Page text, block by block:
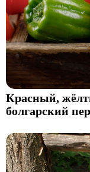
Красный,
болгарский